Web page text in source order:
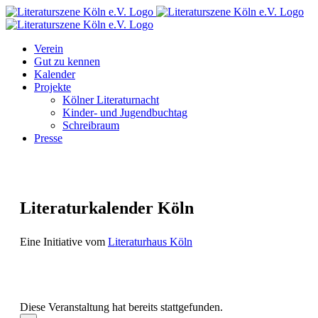
Zum
Inhalt
Facebook
Instagram
E-
Mail
Verein
Gut zu kennen
Kalender
Projekte
Kölner Literaturnacht
Kinder- und Jugendbuchtag
Schreibraum
Presse
Literaturkalender Köln
Eine Initiative vom Literaturhaus Köln
Diese Veranstaltung hat bereits stattgefunden.